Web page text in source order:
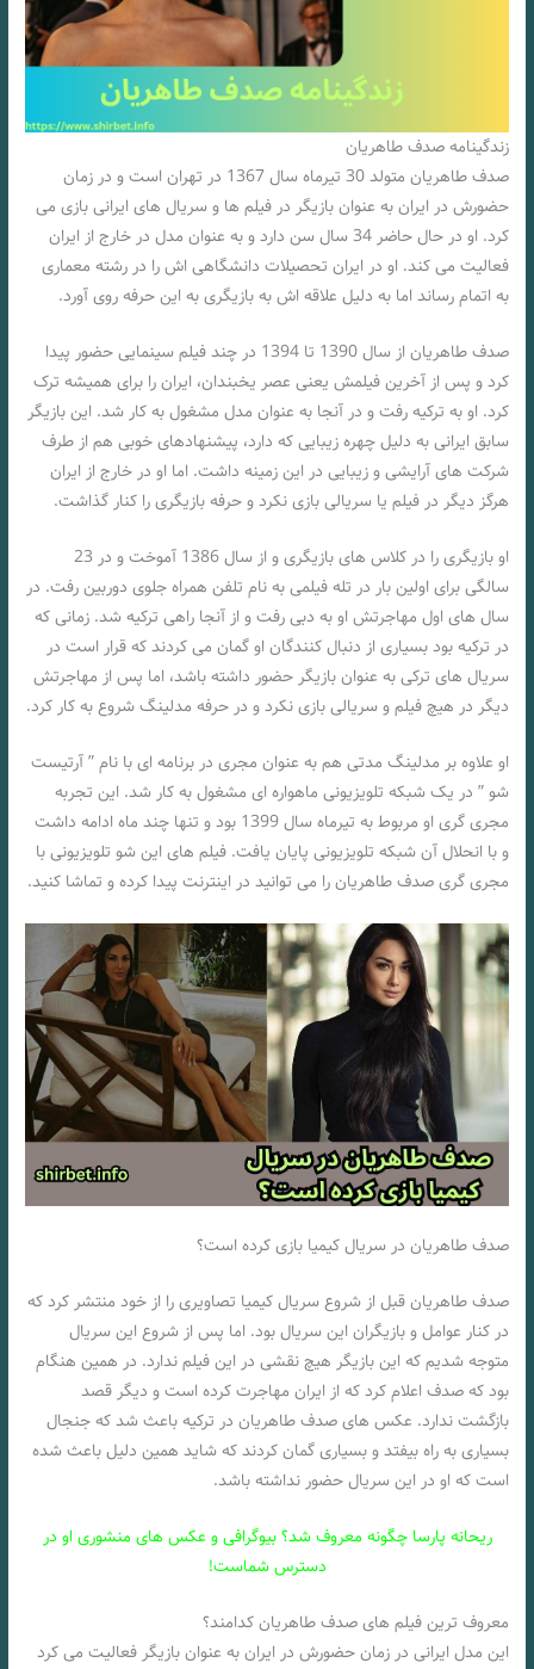
زندگینامه صدف طاهریان
صدف طاهریان متولد 30 تیرماه سال 1367 در تهران است و در زمان
حضورش در ایران به عنوان بازیگر در فیلم ها و سریال های ایرانی بازی می
کرد. او در حال حاضر 34 سال سن دارد و به عنوان مدل در خارج از ایران
فعالیت می کند. او در ایران تحصیلات دانشگاهی اش را در رشته معماری
به اتمام رساند اما به دلیل علاقه اش به بازیگری به این حرفه روی آورد.
صدف طاهریان از سال 1390 تا 1394 در چند فیلم سینمایی حضور پیدا
کرد و پس از آخرین فیلمش یعنی عصر یخبندان، ایران را برای همیشه ترک
کرد. او به ترکیه رفت و در آنجا به عنوان مدل مشغول به کار شد. این بازیگر
سابق ایرانی به دلیل چهره زیبایی که دارد، پیشنهادهای خوبی هم از طرف
شرکت های آرایشی و زیبایی در این زمینه داشت. اما او در خارج از ایران
هرگز دیگر در فیلم یا سریالی بازی نکرد و حرفه بازیگری را کنار گذاشت.
او بازیگری را در کلاس های بازیگری و از سال 1386 آموخت و در 23
سالگی برای اولین بار در تله فیلمی به نام تلفن همراه جلوی دوربین رفت. در
سال های اول مهاجرتش او به دبی رفت و از آنجا راهی ترکیه شد. زمانی که
در ترکیه بود بسیاری از دنبال کنندگان او گمان می کردند که قرار است در
سریال های ترکی به عنوان بازیگر حضور داشته باشد، اما پس از مهاجرتش
دیگر در هیچ فیلم و سریالی بازی نکرد و در حرفه مدلینگ شروع به کار کرد.
او علاوه بر مدلینگ مدتی هم به عنوان مجری در برنامه ای با نام ” آرتیست
شو ” در یک شبکه تلویزیونی ماهواره ای مشغول به کار شد. این تجربه
مجری گری او مربوط به تیرماه سال 1399 بود و تنها چند ماه ادامه داشت
و با انحلال آن شبکه تلویزیونی پایان یافت. فیلم های این شو تلویزیونی با
مجری گری صدف طاهریان را می توانید در اینترنت پیدا کرده و تماشا کنید.
صدف طاهریان در سریال کیمیا بازی کرده است؟
صدف طاهریان قبل از شروع سریال کیمیا تصاویری را از خود منتشر کرد که
در کنار عوامل و بازیگران این سریال بود. اما پس از شروع این سریال
متوجه شدیم که این بازیگر هیچ نقشی در این فیلم ندارد. در همین هنگام
بود که صدف اعلام کرد که از ایران مهاجرت کرده است و دیگر قصد
بازگشت ندارد. عکس های صدف طاهریان در ترکیه باعث شد که جنجال
بسیاری به راه بیفتد و بسیاری گمان کردند که شاید همین دلیل باعث شده
است که او در این سریال حضور نداشته باشد.
ریحانه پارسا چگونه معروف شد؟ بیوگرافی و عکس های منشوری او در
دسترس شماست!
معروف ترین فیلم های صدف طاهریان کدامند؟
این مدل ایرانی در زمان حضورش در ایران به عنوان بازیگر فعالیت می کرد